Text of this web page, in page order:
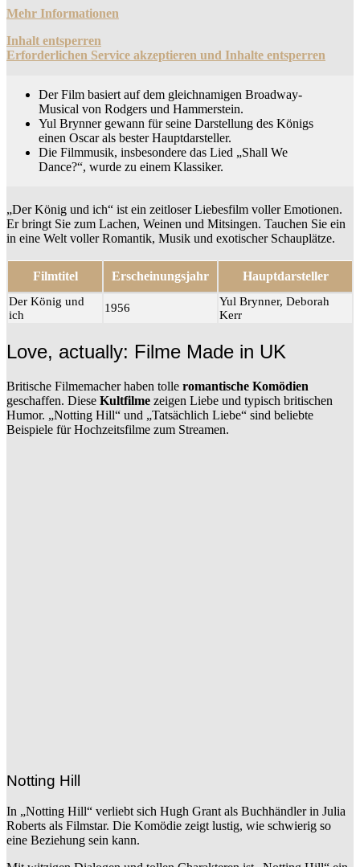
Mehr Informationen
Inhalt entsperren
Erforderlichen Service akzeptieren und Inhalte entsperren
Der Film basiert auf dem gleichnamigen Broadway-
Musical von Rodgers und Hammerstein.
Yul Brynner gewann für seine Darstellung des Königs
einen Oscar als bester Hauptdarsteller.
Die Filmmusik, insbesondere das Lied „Shall We
Dance?“, wurde zu einem Klassiker.
„Der König und ich“ ist ein zeitloser Liebesfilm voller Emotionen.
Er bringt Sie zum Lachen, Weinen und Mitsingen. Tauchen Sie ein
in eine Welt voller Romantik, Musik und exotischer Schauplätze.
Filmtitel Erscheinungsjahr Hauptdarsteller
Der König und
ich
1956
Yul Brynner, Deborah
Kerr
Love, actually: Filme Made in UK
Britische Filmemacher haben tolle romantische Komödien
geschaffen. Diese Kultfilme zeigen Liebe und typisch britischen
Humor. „Notting Hill“ und „Tatsächlich Liebe“ sind beliebte
Beispiele für Hochzeitsfilme zum Streamen.
Notting Hill
In „Notting Hill“ verliebt sich Hugh Grant als Buchhändler in Julia
Roberts als Filmstar. Die Komödie zeigt lustig, wie schwierig so
eine Beziehung sein kann.